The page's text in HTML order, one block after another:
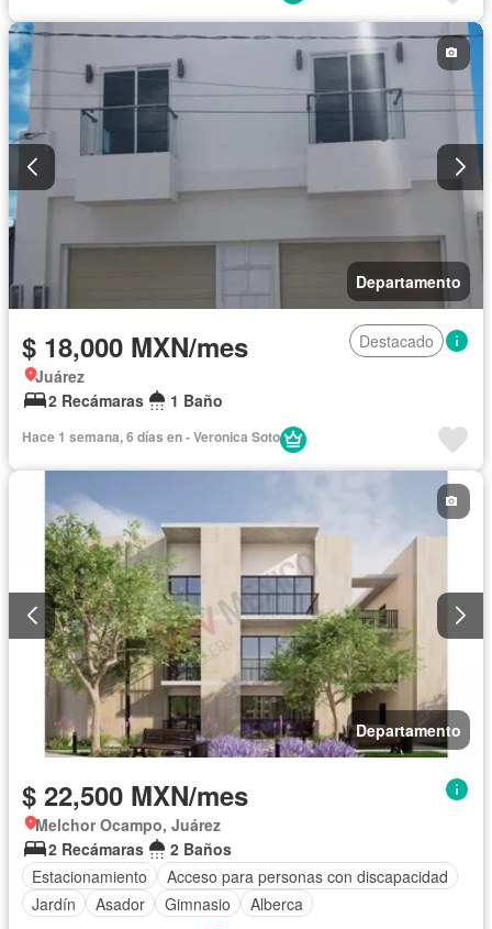
Departamento
$ 18,000 MXN/mes
Destacado
Juárez
2 Recámaras
1 Baño
Hace 1 semana, 6 días en - Veronica Soto
Departamento
$ 22,500 MXN/mes
Melchor Ocampo, Juárez
2 Recámaras
2 Baños
Estacionamiento
Acceso para personas con discapacidad
Jardín
Asador Gimnasio Alberca